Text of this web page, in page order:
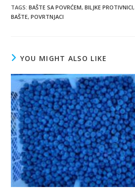
TAGS:BAŠTE SA POVRĆEM, BILJKE PROTIVNICI,
BAŠTE, POVRTNJACI
YOU MIGHT ALSO LIKE